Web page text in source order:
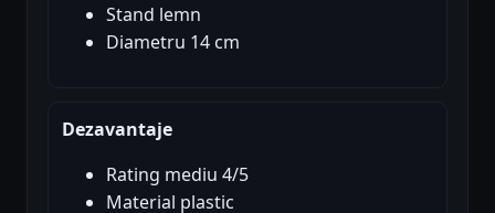
Stand lemn
Diametru 14 cm
Dezavantaje
Rating mediu 4/5
Material plastic